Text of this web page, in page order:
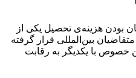
بودن هزینه‌ی تحصیل یکی از
بین‌المللی قرار گرفته
خصوص با یکدیگر به رقابت